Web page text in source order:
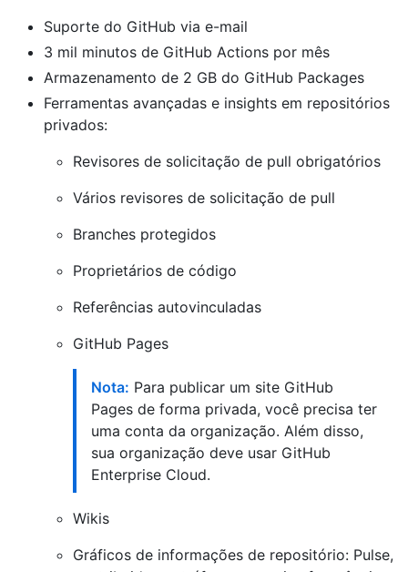
Suporte do GitHub via e-mail
3 mil minutos de GitHub Actions por mês
Armazenamento de 2 GB do GitHub Packages
Ferramentas avançadas e insights em repositórios
privados:
Revisores de solicitação de pull obrigatórios
Vários revisores de solicitação de pull
Branches protegidos
Proprietários de código
Referências autovinculadas
GitHub Pages
Nota: Para publicar um site GitHub
Pages de forma privada, você precisa ter
uma conta da organização. Além disso,
sua organização deve usar GitHub
Enterprise Cloud.
Wikis
Gráficos de informações de repositório: Pulse,